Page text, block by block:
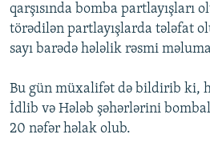
ARAŞDIRMA
MULTIMEDIA
FOTOQALEREYA
İNFOQRAFIKA
OXU ZALI
AZƏRBAYCAN ƏDƏBIYYATI KITABXANASI
HAQQIMIZDA
MISSIYAMIZ
qarşısında bomba partlayışları
törədilən partlayışlarda tələfat
sayı barədə hələlik rəsmi
Bu gün müxalifət də bildirib ki,
İdlib və Hələb şəhərlərini
20 nəfər həlak olub.